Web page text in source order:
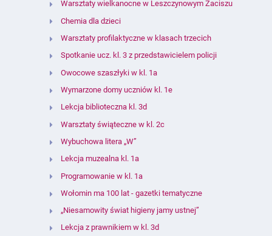
Warsztaty wielkanocne w Leszczynowym Zaciszu
Chemia dla dzieci
Warsztaty profilaktyczne w klasach trzecich
Spotkanie ucz. kl. 3 z przedstawicielem policji
Owocowe szaszłyki w kl. 1a
Wymarzone domy uczniów kl. 1e
Lekcja biblioteczna kl. 3d
Warsztaty świąteczne w kl. 2c
Wybuchowa litera „W”
Lekcja muzealna kl. 1a
Programowanie w kl. 1a
Wołomin ma 100 lat - gazetki tematyczne
„Niesamowity świat higieny jamy ustnej”
Lekcja z prawnikiem w kl. 3d